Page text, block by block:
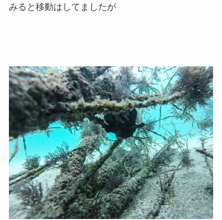
みると移動はしてましたが